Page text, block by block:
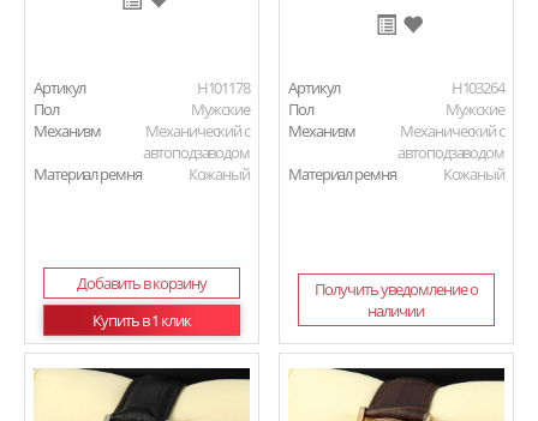
Артикул
H101178
Пол
Мужские
Механизм
Механический с
автоподзаводом
Материал ремня
Кожаный
Добавить в корзину
Купить в 1 клик
Артикул
H103264
Пол
Мужские
Механизм
Механический с
автоподзаводом
Материал ремня
Кожаный
Получить уведомление о
наличии